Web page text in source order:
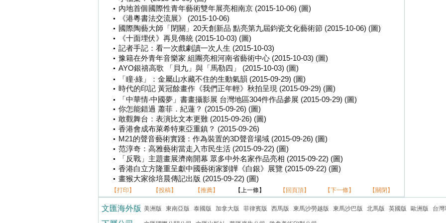
內地首個國際性青年藝術雙年展亮相南京 (2015-10-06) (圖)
《港粵書法交流展》 (2015-10-06)
國際陶藝大師「閉關」20天創新品 點亮第九屆鈞瓷文化藝術節 (2015-10-06) (圖)
《十面埋伏》再見傳統 (2015-10-03) (圖)
記者手記：看一次戲劇讀一次人生 (2015-10-03)
豫籍在外青年音樂家 組團亮相河南省藝術中心 (2015-10-03) (圖)
AYO銀禧高歌 「貝九」與「馬勒四」 (2015-10-03) (圖)
「瞳‧綠」：金屬山水藏不住的生動氣韻 (2015-09-29) (圖)
時代的印記 黃冠餘畫作《我們正年輕》秋拍呈現 (2015-09-29) (圖)
「中華情‧中國夢」書畫攝影展 台灣地區304件作品參展 (2015-09-29) (圖)
你怎能錯過 蕭菲．紀蓮？ (2015-09-26) (圖)
敢觀舞台：表演比文本更難 (2015-09-26) (圖)
香港會成布萊希特東亞重鎮？ (2015-09-26)
M21的聲音藝術實踐：作為裝置的3D聲音場域 (2015-09-26) (圖)
范淳奇：高雅藝術當走入市民生活 (2015-09-22) (圖)
「反戰」主題畫展濟南開幕 眾多中外名家作品亮相 (2015-09-22) (圖)
香港白立方隆重呈獻中國藝術家劉韡《白銀》展覽 (2015-09-22) (圖)
畫猴大家徐培晨傳記出版 (2015-09-22) (圖)
【打印】 【投稿】 【推薦】 【上一條】 【回頁頂】 【下一條】 【關閉】
文匯海外版 美洲版 東南亞版 泰國版 加拿大版 菲律賓版 西馬版 東馬沙勞越版 東馬沙巴版 北馬版 英國版 歐洲版 台灣